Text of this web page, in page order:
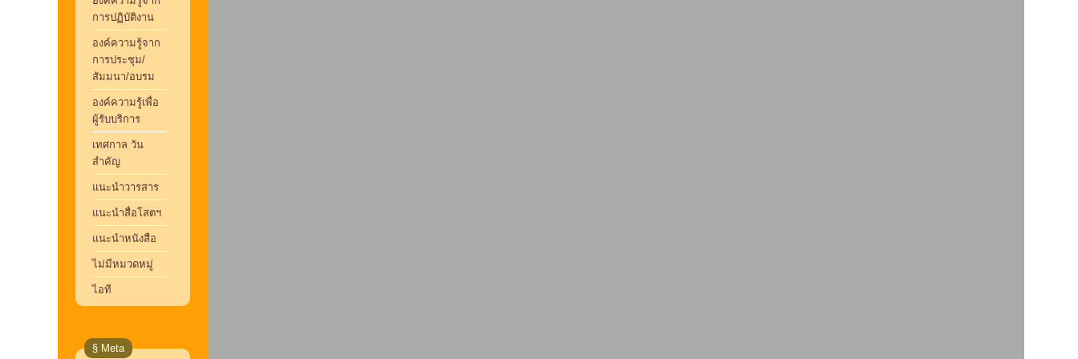
การปฏิบัติงาน
องค์ความรู้จาก
การประชุม/
สัมมนา/อบรม
องค์ความรู้เพื่อ
ผู้รับบริการ
เทศกาล วัน
สำคัญ
แนะนำวารสาร
แนะนำสื่อโสตฯ
แนะนำหนังสือ
ไม่มีหมวดหมู่
ไอที
§ Meta